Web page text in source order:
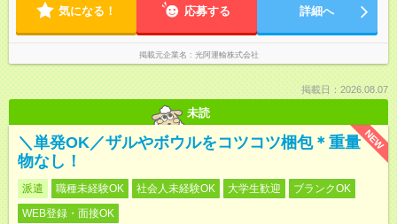
気になる！ 応募する 詳細へ
掲載元企業名 光阿運輸株式会社
掲載日：2026.08.07
未読
NEW
＼単発OK／ザルやボウルをコツコツ梱包＊重量
物なし！
派遣 職種未経験OK 社会人未経験OK 大学生歓迎
ブランクOK
WEB登録・面接OK